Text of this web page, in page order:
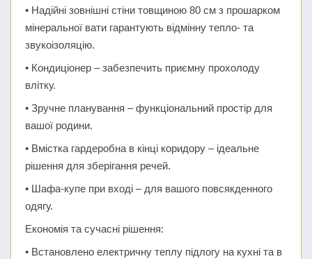
• Надійні зовнішні стіни товщиною 80 см з прошарком
мінеральної вати гарантують відмінну тепло- та
звукоізоляцію.
• Кондиціонер – забезпечить приємну прохолоду
влітку.
• Зручне планування – функціональний простір для
вашої родини.
• Вмістка гардеробна в кінці коридору – ідеальне
рішення для зберігання речей.
• Шафа-купе при вході – для вашого повсякденного
одягу.
Економія та сучасні рішення:
• Встановлено електричну теплу підлогу на кухні та в